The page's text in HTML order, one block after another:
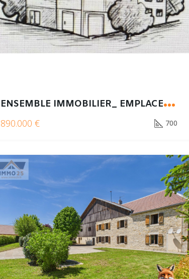
E
NSEMBLE IMMOBILIER_ EMPLACEMENT PREMIUM – FORT POTENTIEL INVESTISSEUR
890.000 € 700